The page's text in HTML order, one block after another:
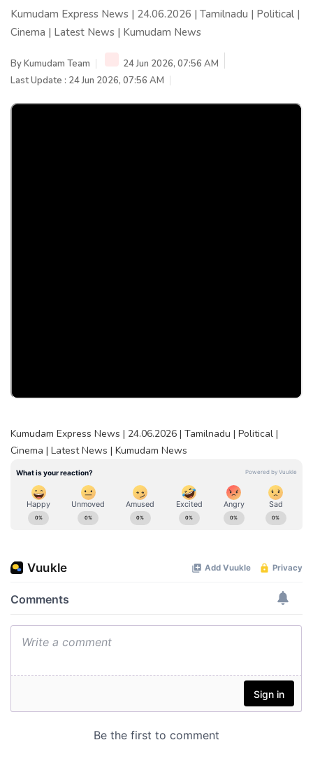
Kumudam Express News | 24.06.2026 | Tamilnadu | Political |
Cinema | Latest News | Kumudam News
ByKumudam Team
24 Jun 2026, 07:56 AM
Last Update : 24 Jun 2026, 07:56 AM
Kumudam Express News | 24.06.2026 | Tamilnadu | Political |
Cinema | Latest News | Kumudam News